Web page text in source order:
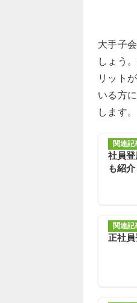
大手子
しょう
リット
いる方
します。
関連記
社員
も紹介
関連記
正社